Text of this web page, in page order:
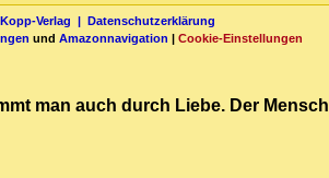
Verlag | Datenschutzerklärung
und Amazonnavigation | Cookie-Einstellungen
man auch durch Liebe. Der Mensch